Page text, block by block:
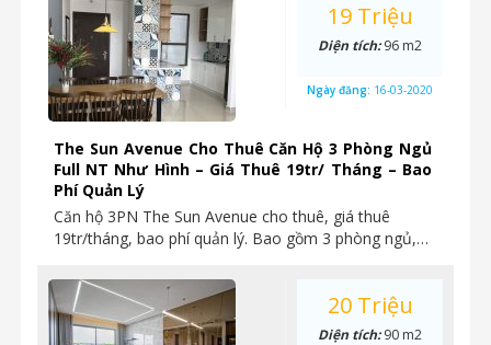
The Sun Avenue Cho Thuê Căn Hộ 3 Phòng Ngủ
Full NT Như Hình – Giá Thuê 19tr/ Tháng – Bao
Phí Quản Lý
Căn hộ 3PN The Sun Avenue cho thuê, giá thuê
19tr/tháng, bao phí quản lý. Bao gồm 3 phòng ngủ,…
19 Triệu
Diện tích:96 m2
Ngày đăng: 16-03-2020
20 Triệu
Diện tích:90 m2